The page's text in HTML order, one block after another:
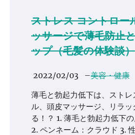
ストレス コントロー
ッサージで薄毛防止
ップ（毛髪の体験談）
2022/02/03 –美容・健康
薄毛と勃起力低下は、ストレ
ル、頭皮マッサージ、リラッ
る！？ 1. 薄毛と勃起力低下
2. ペンネーム：クラウド 3.